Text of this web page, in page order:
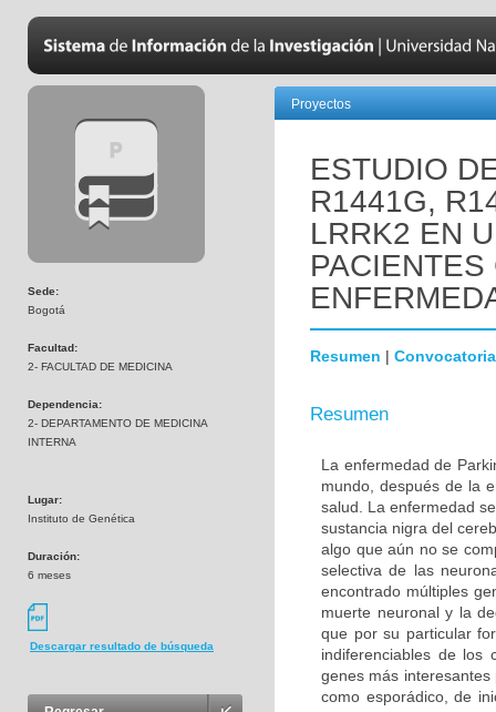
Sede:
Bogotá
Facultad:
2- FACULTAD DE MEDICINA
Dependencia:
2- DEPARTAMENTO DE MEDICINA
INTERNA
Lugar:
Instituto de Genética
Duración:
6 meses
Descargar resultado de búsqueda
Proyectos
ESTUDIO
R1441G,
LRRK2 EN
Resumen | Convocatoria
Resumen
La enfermedad de
mundo, después de la
salud. La enfermedad
sustancia nigra del
algo que aún no se
selectiva de las
encontrado múltiples
muerte neuronal y la
que por su particular
indiferenciables de los
genes más
como esporádico, de